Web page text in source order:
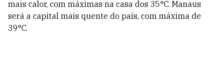
mais calor, com máximas na casa dos 35°C. Manaus
será a capital mais quente do país, com máxima de
39°C.